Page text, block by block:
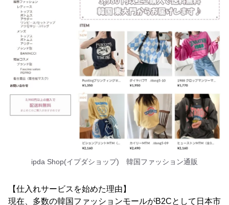
ipda Shop(イプダショップ) 韓国ファッション通販
【仕入れサービスを始めた理由】
現在、多数の韓国ファッションモールがB2Cとして日本市